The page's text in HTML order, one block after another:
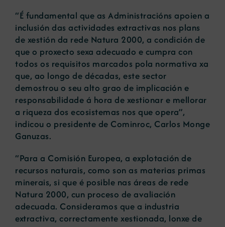
“É fundamental que as Administracións apoien a
inclusión das actividades extractivas nos plans
de xestión da rede Natura 2000, a condición de
que o proxecto sexa adecuado e cumpra con
todos os requisitos marcados pola normativa xa
que, ao longo de décadas, este sector
demostrou o seu alto grao de implicación e
responsabilidade á hora de xestionar e mellorar
a riqueza dos ecosistemas nos que opera”,
indicou o presidente de Cominroc, Carlos Monge
Ganuzas.
“Para a Comisión Europea, a explotación de
recursos naturais, como son as materias primas
minerais, si que é posible nas áreas de rede
Natura 2000, cun proceso de avaliación
adecuada. Consideramos que a industria
extractiva, correctamente xestionada, lonxe de